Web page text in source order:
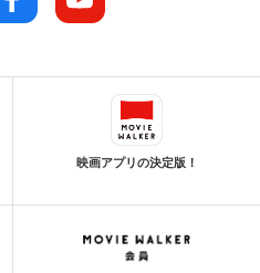
映画アプリの決定版！